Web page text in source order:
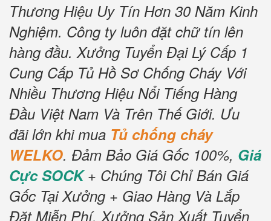
Thương Hiệu Uy Tín Hơn 30 Năm Kinh
Nghiệm. Công ty luôn đặt chữ tín lên
hàng đầu. Xưởng Tuyển Đại Lý Cấp 1
Cung Cấp Tủ Hồ Sơ Chống Cháy Với
Nhiều Thương Hiệu Nổi Tiếng Hàng
Đầu Việt Nam Và Trên Thế Giới. Ưu
đãi lớn khi mua Tủ chống cháy
WELKO. Đảm Bảo Giá Gốc 100%, Giá
Cực SOCK+ Chúng Tôi Chỉ Bán Giá
Gốc Tại Xưởng + Giao Hàng Và Lắp
Đặt Miễn Phí. Xưởng Sản Xuất Tuyển